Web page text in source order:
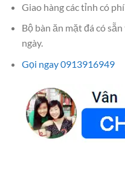
Giao hàng các tỉnh có
Bộ bàn ăn mặt đá có
ngày.
Gọi ngay 0913916949